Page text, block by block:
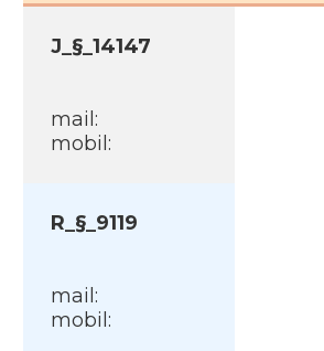
J_§_14147
mail:
mobil:
R_§_9119
mail:
mobil: